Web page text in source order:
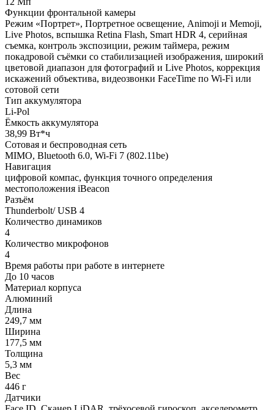
Функции фронтальной камеры
Режим «Портрет», Портретное освещение, Animoji и Memoji,
Live Photos, вспышка Retina Flash, Smart HDR 4, серийная
съемка, контроль экспозиции, режим таймера, режим
покадровой съёмки со стабилизацией изображения, широкий
цветовой диапазон для фотографий и Live Photos, коррекция
искажений объектива, видеозвонки FaceTime по Wi‑Fi или
сотовой сети
Тип аккумулятора
Li-Pol
Ёмкость аккумулятора
38,99 Вт*ч
Сотовая и беспроводная сеть
MIMO, Bluetooth 6.0, Wi-Fi 7 (802.11be)
Навигация
цифровой компас, функция точного определения
местоположения iBeacon
Разъём
Thunderbolt/ USB 4
Количество динамиков
4
Количество микрофонов
4
Время работы при работе в интернете
До 10 часов
Материал корпуса
Алюминий
Длина
249,7 мм
Ширина
177,5 мм
Толщина
5,3 мм
Вес
446 г
Датчики